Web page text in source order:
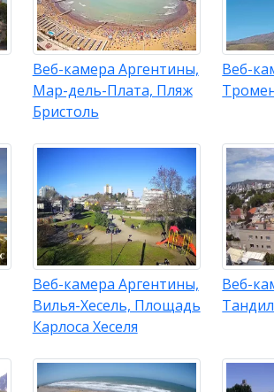
Веб-камера Аргентины,
Мар-дель-Плата, Пляж
Бристоль
Веб-
Веб-камера Аргентины,
Вилья-Хесель, Площадь
Карлоса Хеселя
Веб-